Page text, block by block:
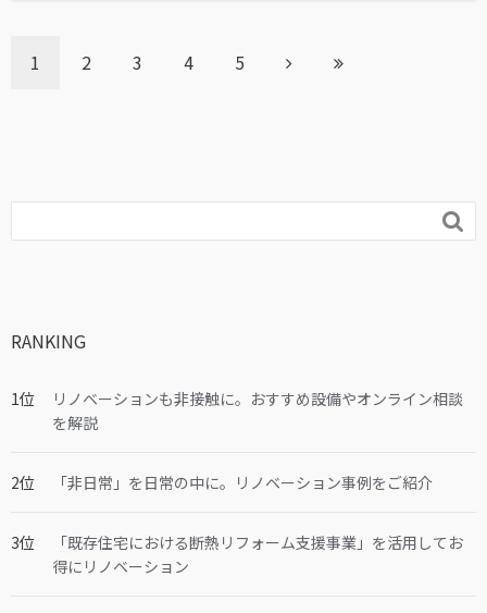
1 2 3 4 5

RANKING
リノベーションも非接触に。おすすめ設備やオンライン相談
を解説
「非日常」を日常の中に。リノベーション事例をご紹介
「既存住宅における断熱リフォーム支援事業」を活用してお
得にリノベーション